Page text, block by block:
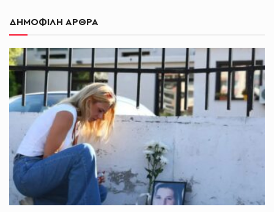
ΔΗΜΟΦΙΛΗ ΑΡΘΡΑ